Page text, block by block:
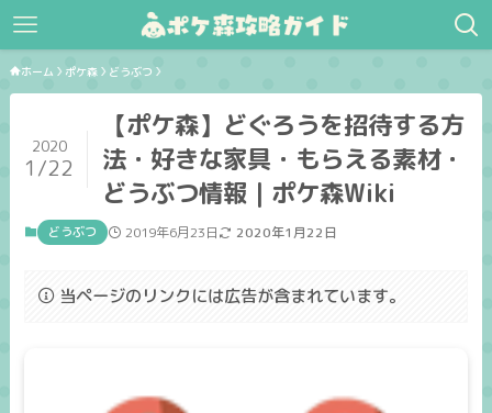
ホーム ポケ森 どうぶつ
【ポケ森】どぐろうを招待する方
法・好きな家具・もらえる素材・
どうぶつ情報｜ポケ森Wiki
2020
1/22
どうぶつ 2019年6月23日 2020年1月22日
当ページのリンクには広告が含まれています。